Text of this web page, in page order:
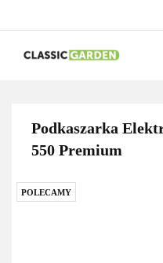
Podkaszarka
550 Premium
POLECAMY